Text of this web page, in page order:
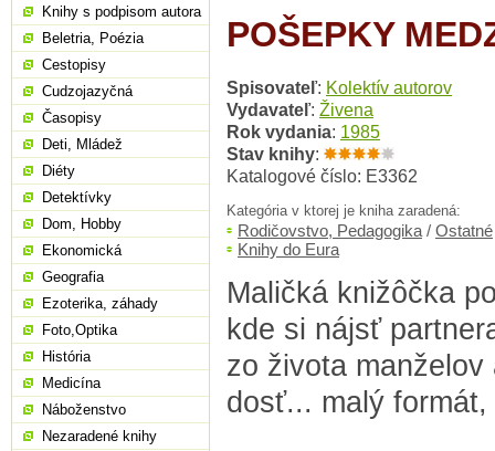
POŠEPKY
Spisovateľ: Kolektív autorov
Vydavateľ: Živena
Rok vydania: 1985
Stav knihy:
Katalogové číslo: E3362
Kategória v ktorej je kniha zaradená:
Rodičovstvo, Pedagogika / Ostatné
Knihy do Eura
Maličká knižôčka
kde si nájsť
zo života
dosť... malý
Knihy s podpisom autora
Beletria, Poézia
Cestopisy
Cudzojazyčná
Časopisy
Deti, Mládež
Diéty
Detektívky
Dom, Hobby
Ekonomická
Geografia
Ezoterika, záhady
Foto,Optika
História
Medicína
Náboženstvo
Nezaradené knihy